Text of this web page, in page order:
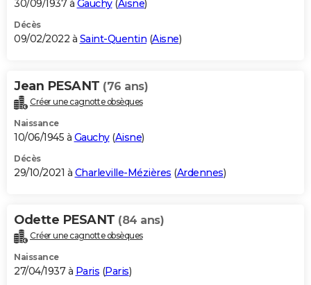
30/09/1937 à Gauchy(Aisne)
Décès
09/02/2022 à Saint-Quentin (Aisne)
Jean PESANT (76 ans)
Créer une cagnotte obsèques
Naissance
10/06/1945 à Gauchy(Aisne)
Décès
29/10/2021 à Charleville-Mézières (Ardennes)
Odette PESANT (84 ans)
Créer une cagnotte obsèques
Naissance
27/04/1937 à Paris (Paris)